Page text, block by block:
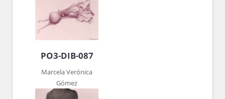
PO3-DIB-087
Marcela Verónica
Gómez